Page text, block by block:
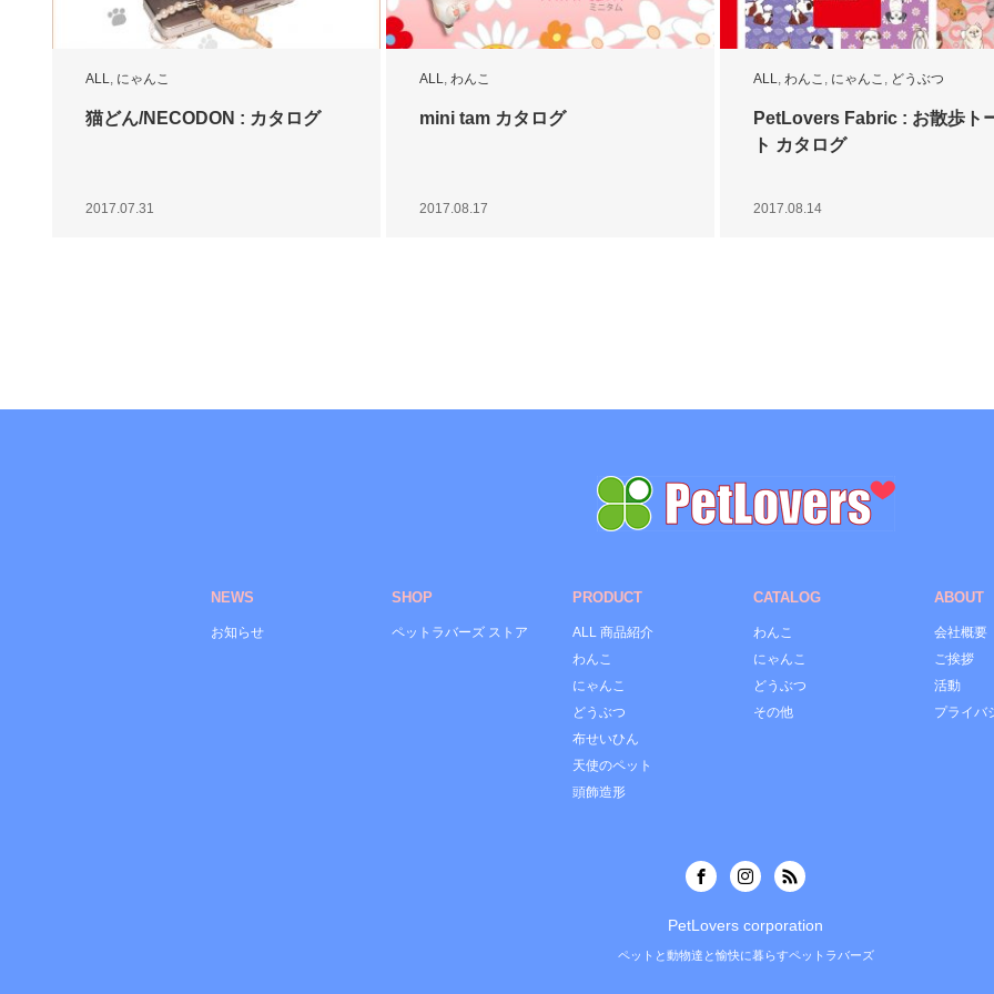
ALL にゃんこ
猫どん/NECODON : カタログ
2017.07.31
ALL わんこ
mini tam カタログ
2017.08.17
ALL わんこ にゃんこ どうぶつ
PetLovers Fabric : お散歩ト
ト カタログ
2017.08.14
NEWS
お知らせ
SHOP
ペットラバーズ ストア
PRODUCT
ALL 商品紹介
わんこ
にゃんこ
どうぶつ
布せいひん
天使のペット
頭飾造形
CATALOG
わんこ
にゃんこ
どうぶつ
その他
ABOUT
会社概要
ご挨拶
活動
プライバ
PetLovers corporation
ペットと動物達と愉快に暮らすペットラバーズ